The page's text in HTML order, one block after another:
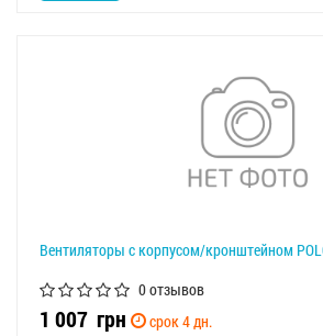
Вентиляторы с корпусом/кронштейном
0 отзывов
1 007 грн
срок 4 дн.